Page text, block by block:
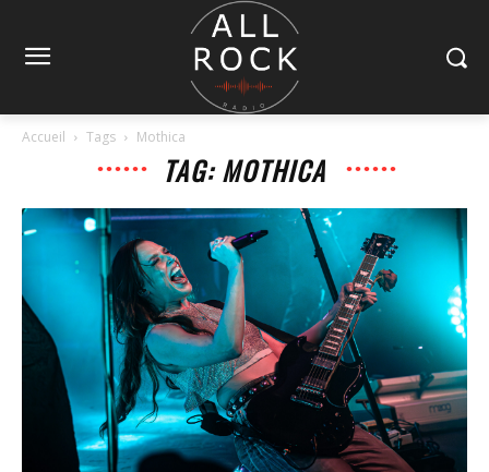
Accueil Tags Mothica
TAG: MOTHICA